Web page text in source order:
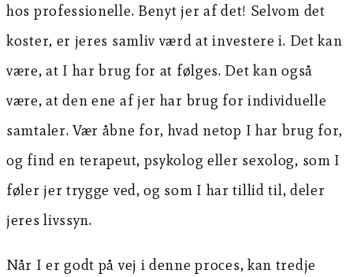
hos professionelle. Benyt jer af det! Selvom det
koster, er jeres samliv værd at investere i. Det kan
være, at I har brug for at følges. Det kan også
være, at den ene af jer har brug for individuelle
samtaler. Vær åbne for, hvad netop I har brug for,
og find en terapeut, psykolog eller sexolog, som I
føler jer trygge ved, og som I har tillid til, deler
jeres livssyn.
Når I er godt på vej i denne proces, kan tredje